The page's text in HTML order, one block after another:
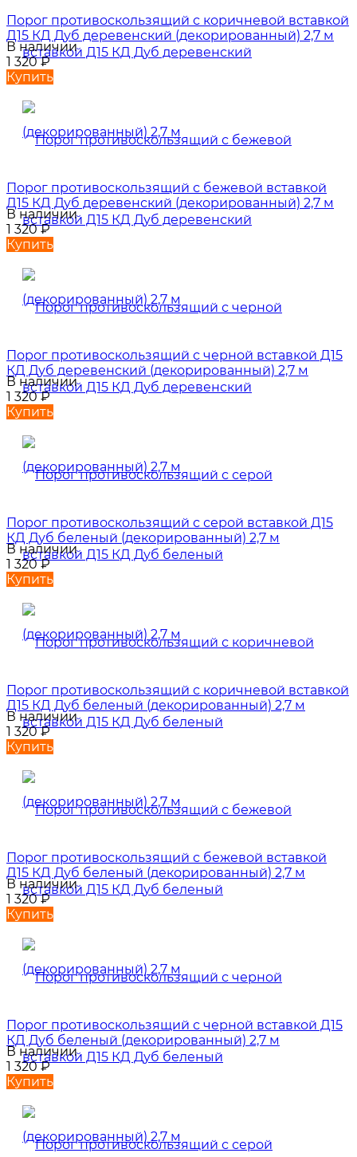
Порог противоскользящий с коричневой вставкой
Д15 КД Дуб деревенский (декорированный) 2,7 м
В наличии
1 320₽
Купить
Порог противоскользящий с бежевой вставкой
Д15 КД Дуб деревенский (декорированный) 2,7 м
В наличии
1 320₽
Купить
Порог противоскользящий с черной вставкой Д15
КД Дуб деревенский (декорированный) 2,7 м
В наличии
1 320₽
Купить
Порог противоскользящий с серой вставкой Д15
КД Дуб беленый (декорированный) 2,7 м
В наличии
1 320₽
Купить
Порог противоскользящий с коричневой вставкой
Д15 КД Дуб беленый (декорированный) 2,7 м
В наличии
1 320₽
Купить
Порог противоскользящий с бежевой вставкой
Д15 КД Дуб беленый (декорированный) 2,7 м
В наличии
1 320₽
Купить
Порог противоскользящий с черной вставкой Д15
КД Дуб беленый (декорированный) 2,7 м
В наличии
1 320₽
Купить